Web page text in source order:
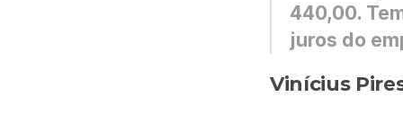
440,00.
juros do
Vinícius